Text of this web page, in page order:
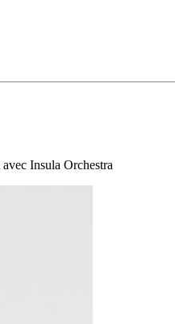
Insula Orchestra